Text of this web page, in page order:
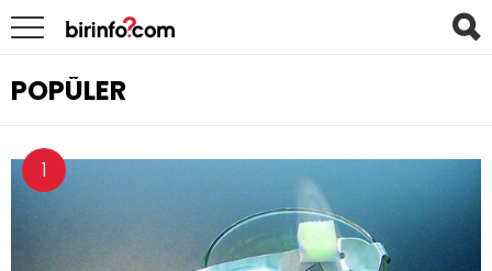
POPÜLER